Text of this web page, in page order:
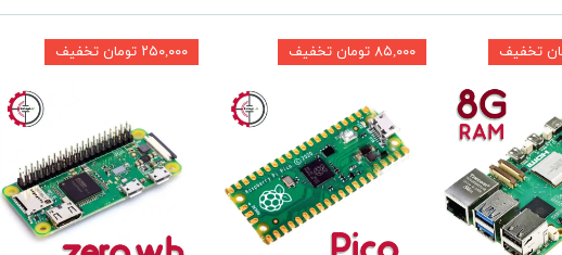
۲۵۰,۰۰۰ تومان تخفیف ۸۵,۰۰۰ تومان تخفیف